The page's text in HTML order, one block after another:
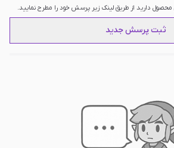
دارید از طریق لینک زیر پرسش خود را مطرح نمایید.
ثبت پرسش جدید